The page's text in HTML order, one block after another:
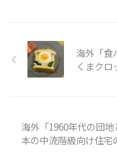
を使った作り方について紹介し
います。タマネギ、豚、長ネギ
使ったメニューは、豚肉にす
とで、炒める時間を短くするこ
https://www.youtube.com/ ...
海外「食
くまク
海外「1960年代の団
本の中流階級向け住宅